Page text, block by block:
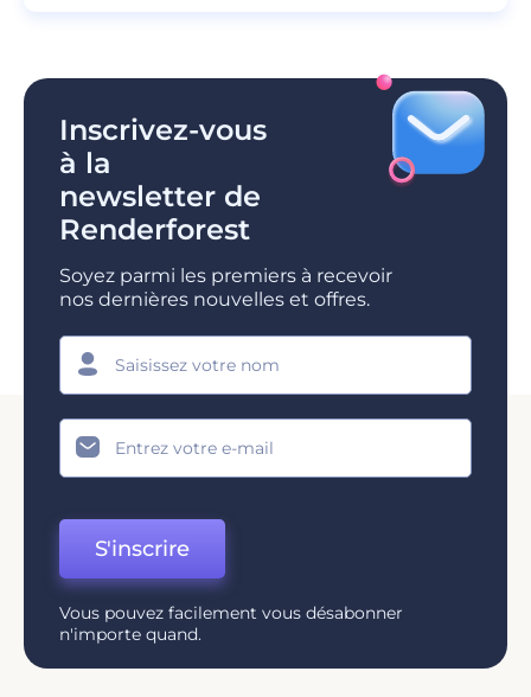
Inscrivez-vous
à la
newsletter de
Renderforest
Soyez parmi les premiers à recevoir
nos dernières nouvelles et offres.
S'inscrire
Vous pouvez facilement vous désabonner
n'importe quand.